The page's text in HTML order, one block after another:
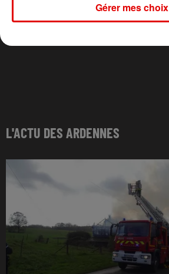
L'ACTU DES ARDENNES
Gérer mes choix